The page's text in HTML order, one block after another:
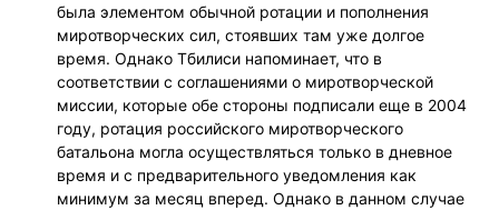
была элементом обычной ротации и пополнения
миротворческих сил, стоявших там уже долгое
время. Однако Тбилиси напоминает, что в
соответствии с соглашениями о миротворческой
миссии, которые обе стороны подписали еще в 2004
году, ротация российского миротворческого
батальона могла осуществляться только в дневное
время и с предварительного уведомления как
минимум за месяц вперед. Однако в данном случае